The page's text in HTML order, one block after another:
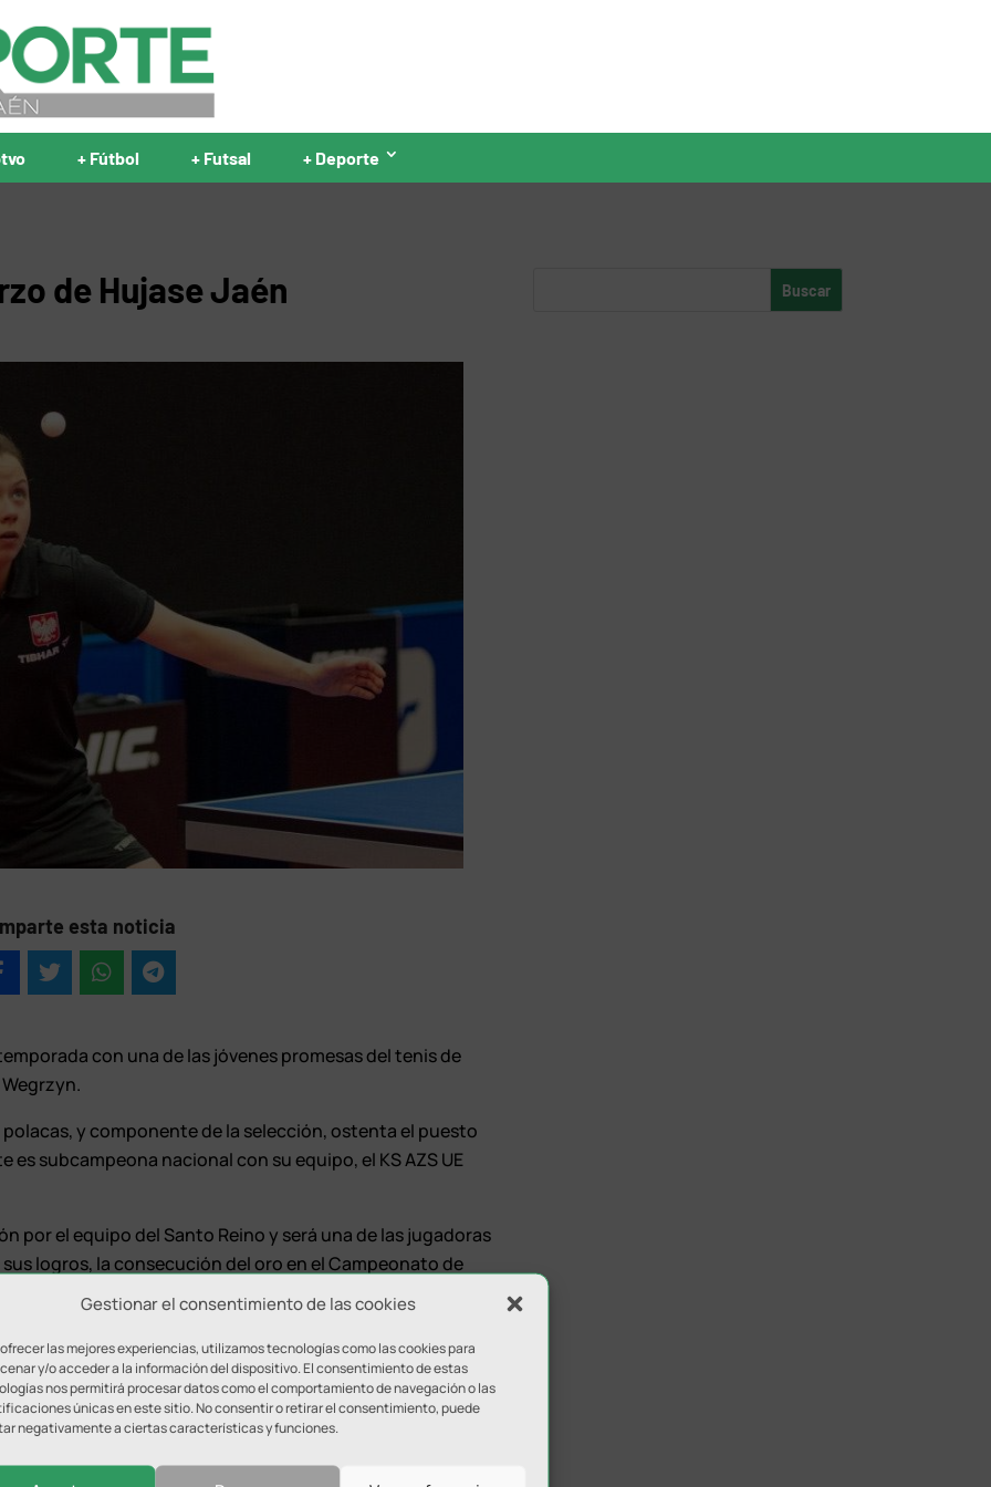
Gestionar el consentimiento de las cookies
las mejores experiencias, utilizamos tecnologías como las cookies para
y/o acceder a la información del dispositivo. El consentimiento de estas
nos permitirá procesar datos como el comportamiento de navegación o las
únicas en este sitio. No consentir o retirar el consentimiento, puede
negativamente a ciertas características y funciones.
+ Fútbol + Futsal + Deporte
de Hujase Jaén
esta noticia
con una de las jóvenes promesas del tenis de
y componente de la selección, ostenta el puesto
es subcampeona nacional con su equipo, el KS AZS UE
por el equipo del Santo Reino y será una de las jugadoras
logros, la consecución del oro en el Campeonato de
(en dobles femeninos) en el Campeonato del
Juventud (2018) y actualmente es una de las cuatro
de París 2024. Tiene además una amplia